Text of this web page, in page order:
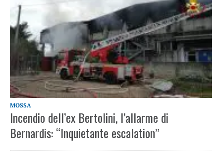
MOSSA
Incendio dell’ex Bertolini, l’allarme di
Bernardis: “Inquietante escalation”